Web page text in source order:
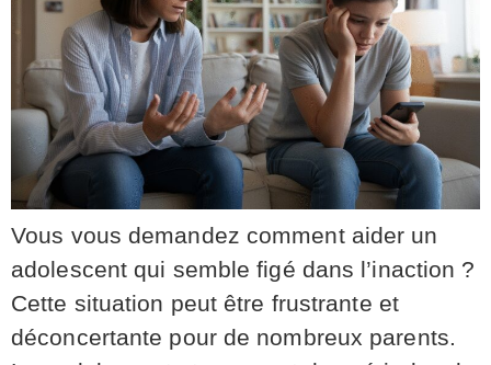
Vous vous demandez comment aider un
adolescent qui semble figé dans l’inaction ?
Cette situation peut être frustrante et
déconcertante pour de nombreux parents.